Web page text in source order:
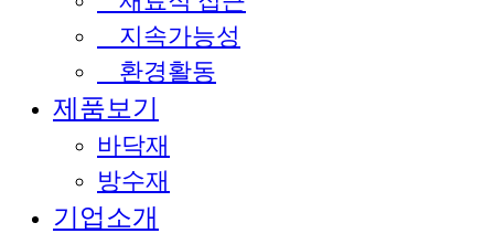
지속가능성
환경활동
제품보기
바닥재
방수재
기업소개